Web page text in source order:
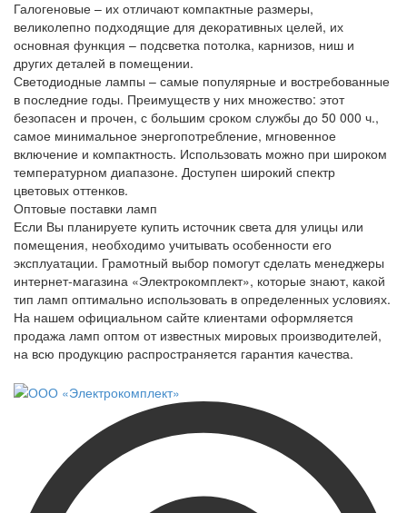
Галогеновые – их отличают компактные размеры,
великолепно подходящие для декоративных целей, их
основная функция – подсветка потолка, карнизов, ниш и
других деталей в помещении.
Светодиодные лампы – самые популярные и востребованные
в последние годы. Преимуществ у них множество: этот
безопасен и прочен, с большим сроком службы до 50 000 ч.,
самое минимальное энергопотребление, мгновенное
включение и компактность. Использовать можно при широком
температурном диапазоне. Доступен широкий спектр
цветовых оттенков.
Оптовые поставки ламп
Если Вы планируете купить источник света для улицы или
помещения, необходимо учитывать особенности его
эксплуатации. Грамотный выбор помогут сделать менеджеры
интернет-магазина «Электрокомплект», которые знают, какой
тип ламп оптимально использовать в определенных условиях.
На нашем официальном сайте клиентами оформляется
продажа ламп оптом от известных мировых производителей,
на всю продукцию распространяется гарантия качества.